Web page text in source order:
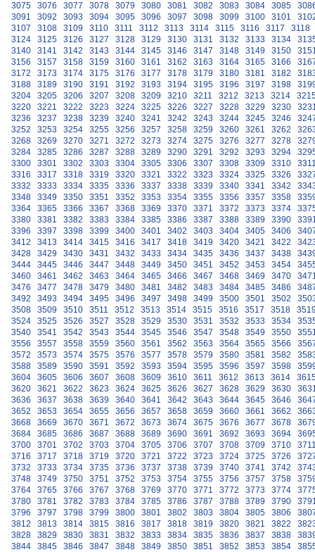
3075
3076 3077 3078 3079 3080 3081 3082 3083 3084 3085
3091
3092 3093 3094 3095 3096 3097 3098 3099 3100 3101
3107
3108 3109 3110 3111 3112 3113 3114 3115 3116 3117
3118
3124
3125 3126 3127 3128 3129 3130 3131 3132 3133 3134
3140
3141 3142 3143 3144 3145 3146 3147 3148 3149 3150
3156
3157 3158 3159 3160 3161 3162 3163 3164 3165 3166
3172
3173 3174 3175 3176 3177 3178 3179 3180 3181 3182
3188
3189 3190 3191 3192 3193 3194 3195 3196 3197 3198
3204
3205 3206 3207 3208 3209 3210 3211 3212 3213 3214
3220
3221 3222 3223 3224 3225 3226 3227 3228 3229 3230
3236
3237 3238 3239 3240 3241 3242 3243 3244 3245 3246
3252
3253 3254 3255 3256 3257 3258 3259 3260 3261 3262
3268
3269 3270 3271 3272 3273 3274 3275 3276 3277 3278
3284
3285 3286 3287 3288 3289 3290 3291 3292 3293 3294
3300
3301 3302 3303 3304 3305 3306 3307 3308 3309 3310
3316
3317 3318 3319 3320 3321 3322 3323 3324 3325 3326
3332
3333 3334 3335 3336 3337 3338 3339 3340 3341 3342
3348
3349 3350 3351 3352 3353 3354 3355 3356 3357 3358
3364
3365 3366 3367 3368 3369 3370 3371 3372 3373 3374
3380
3381 3382 3383 3384 3385 3386 3387 3388 3389 3390
3396
3397 3398 3399 3400 3401 3402 3403 3404 3405 3406
3412
3413 3414 3415 3416 3417 3418 3419 3420 3421 3422
3428
3429 3430 3431 3432 3433 3434 3435 3436 3437 3438
3444
3445 3446 3447 3448 3449 3450 3451 3452 3453 3454
3460
3461 3462 3463 3464 3465 3466 3467 3468 3469 3470
3476
3477 3478 3479 3480 3481 3482 3483 3484 3485 3486
3492
3493 3494 3495 3496 3497 3498 3499 3500 3501 3502
3508
3509 3510 3511 3512 3513 3514 3515 3516 3517 3518
3524
3525 3526 3527 3528 3529 3530 3531 3532 3533 3534
3540
3541 3542 3543 3544 3545 3546 3547 3548 3549 3550
3556
3557 3558 3559 3560 3561 3562 3563 3564 3565 3566
3572
3573 3574 3575 3576 3577 3578 3579 3580 3581 3582
3588
3589 3590 3591 3592 3593 3594 3595 3596 3597 3598
3604
3605 3606 3607 3608 3609 3610 3611 3612 3613 3614
3620
3621 3622 3623 3624 3625 3626 3627 3628 3629 3630
3636
3637 3638 3639 3640 3641 3642 3643 3644 3645 3646
3652
3653 3654 3655 3656 3657 3658 3659 3660 3661 3662
3668
3669 3670 3671 3672 3673 3674 3675 3676 3677 3678
3684
3685 3686 3687 3688 3689 3690 3691 3692 3693 3694
3700
3701 3702 3703 3704 3705 3706 3707 3708 3709 3710
3716
3717 3718 3719 3720 3721 3722 3723 3724 3725 3726
3732
3733 3734 3735 3736 3737 3738 3739 3740 3741 3742
3748
3749 3750 3751 3752 3753 3754 3755 3756 3757 3758
3764
3765 3766 3767 3768 3769 3770 3771 3772 3773 3774
3780
3781 3782 3783 3784 3785 3786 3787 3788 3789 3790
3796
3797 3798 3799 3800 3801 3802 3803 3804 3805 3806
3812
3813 3814 3815 3816 3817 3818 3819 3820 3821 3822
3828
3829 3830 3831 3832 3833 3834 3835 3836 3837 3838
3844
3845 3846 3847 3848 3849 3850 3851 3852 3853 3854